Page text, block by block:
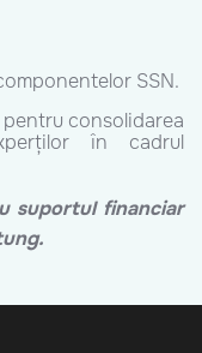
SSN.
consolidarea
în cadrul
suportul financiar